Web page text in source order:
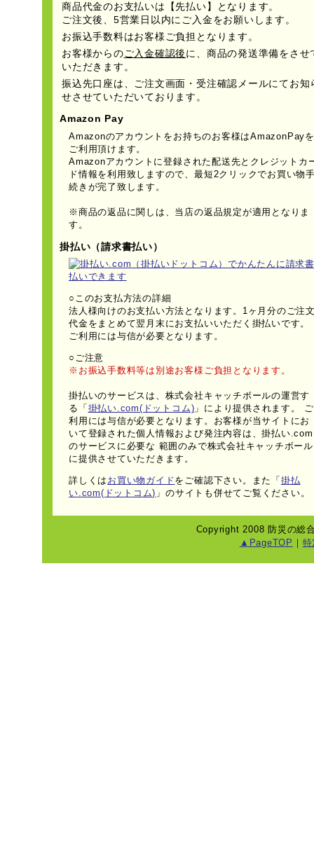
商品代金のお支払いは
【先払い】
となります。
ご注文後、5営業日以内にご入金をお願いします。
お振込手数料はお客様ご負担となります。
お客様からのご入金確認後に、商品の発送準備をさせ
いただきます。
振込先口座は、ご注文画面・受注確認メールにてお知
せさせていただいております。
Amazon Pay
Amazonのアカウントをお持ちのお客様はAmazonPayを
ご利用頂けます。
Amazonアカウントに登録された配送先とクレジットカ
ド情報を利用致しますので、最短2クリックでお買い物
続きが完了致します。
※商品の返品に関しは、当店の返品規定が適用となりま
す。
掛払い（請求書払い）
○このお支払方法の詳細
法人様向けのお支払い方法となります。1ヶ月分のご注
代金をまとめて翌月末にお支払いいただく掛払いです。
ご利用には与信が必要となります。
○ご注意
※お振込手数料等は別途お客様ご負担となります。
掛払いのサービスは、株式会社キャッチボールの運営す
る「 掛払い.com(ドットコム) 」により提供されます。 ご
利用には与信が必要となります。お客様が当サイトにお
いて登録された個人情報および発注内容は、掛払い.com
のサービスに必要な 範囲のみで株式会社キャッチボール
に提供させていただきます。
詳しくは お買い物ガイドをご確認下さい。また「 掛払
い.com(ドットコム) 」のサイトも併せてご覧ください。
Copyright 2008 防災の総
▲PageTOP ｜